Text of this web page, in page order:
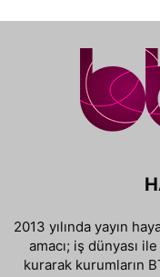
2013 yılında yayın
amacı; iş dünyası
kurarak kurumların